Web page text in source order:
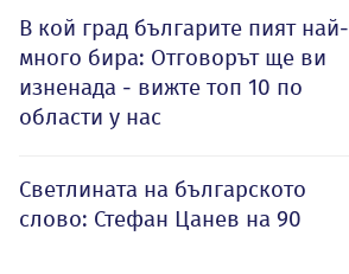
В кой град българите пият най-
много бира: Отговорът ще ви
изненада - вижте топ 10 по
области у нас
Светлината на българското
слово: Стефан Цанев на 90